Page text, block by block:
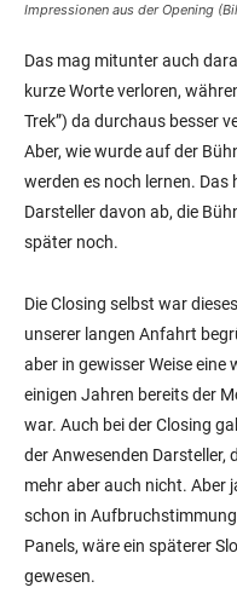
Impressionen aus der Opening
Das mag mitunter auch
kurze Worte verloren,
Trek”) da durchaus besser
Aber, wie wurde auf der
werden es noch lernen. Das
Darsteller davon ab, die
später noch.
Die Closing selbst war
unserer langen Anfahrt
aber in gewisser Weise eine
einigen Jahren bereits der
war. Auch bei der Closing
der Anwesenden
mehr aber auch nicht. Aber
schon in
Panels, wäre ein späterer
gewesen.